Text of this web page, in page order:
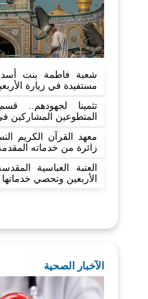
مستفيدة في زيارة
تثمينا لجهودهم..
المتطوعين المشاركين
زائرة من خدماته
العتبة العباسية
الأربعين وتحصي
الآخبار الصحية